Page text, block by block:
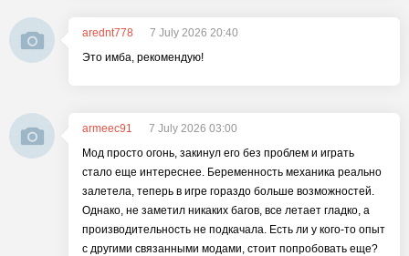
arednt778
7 July 2026 20:40
Это имба, рекомендую!
armeec91
7 July 2026 03:00
Мод просто огонь, закинул его без проблем и играть
стало еще интереснее. Беременность механика реально
залетела, теперь в игре гораздо больше возможностей.
Однако, не заметил никаких багов, все летает гладко, а
производительность не подкачала. Есть ли у кого-то опыт
с другими связанными модами, стоит попробовать еще?